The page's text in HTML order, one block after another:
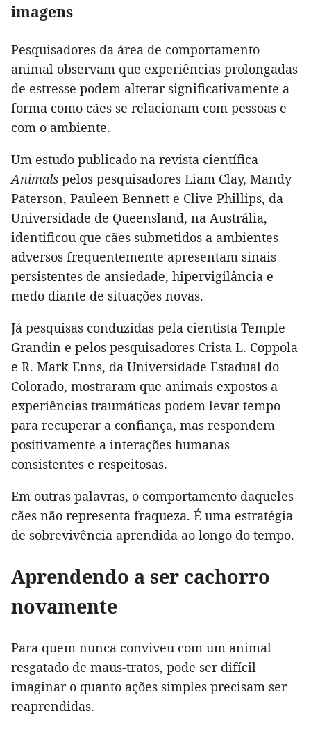
imagens
Pesquisadores da área de comportamento
animal observam que experiências prolongadas
de estresse podem alterar significativamente a
forma como cães se relacionam com pessoas e
com o ambiente.
Um estudo publicado na revista científica
Animals pelos pesquisadores Liam Clay, Mandy
Paterson, Pauleen Bennett e Clive Phillips, da
Universidade de Queensland, na Austrália,
identificou que cães submetidos a ambientes
adversos frequentemente apresentam sinais
persistentes de ansiedade, hipervigilância e
medo diante de situações novas.
Já pesquisas conduzidas pela cientista Temple
Grandin e pelos pesquisadores Crista L. Coppola
e R. Mark Enns, da Universidade Estadual do
Colorado, mostraram que animais expostos a
experiências traumáticas podem levar tempo
para recuperar a confiança, mas respondem
positivamente a interações humanas
consistentes e respeitosas.
Em outras palavras, o comportamento daqueles
cães não representa fraqueza. É uma estratégia
de sobrevivência aprendida ao longo do tempo.
Aprendendo a ser cachorro
novamente
Para quem nunca conviveu com um animal
resgatado de maus-tratos, pode ser difícil
imaginar o quanto ações simples precisam ser
reaprendidas.